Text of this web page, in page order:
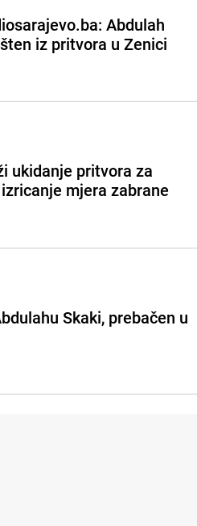
Abdulah
iz pritvora u Zenici
ukidanje pritvora za
mjera zabrane
Skaki, prebačen u